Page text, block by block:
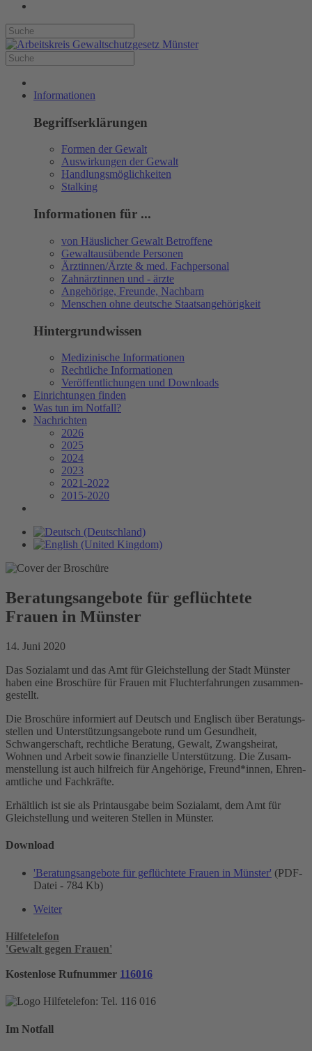
Informationen
Begriffserklärungen
Formen der Gewalt
Auswirkungen der Gewalt
Handlungsmöglichkeiten
Stalking
Informationen für ...
von Häuslicher Gewalt Betroffene
Gewaltausübende Personen
Ärztinnen/Ärzte & med. Fachpersonal
Zahnärztinnen und - ärzte
Angehörige, Freunde, Nachbarn
Menschen ohne deutsche Staatsangehörigkeit
Hintergrundwissen
Medizinische Informationen
Rechtliche Informationen
Veröffentlichungen und Downloads
Einrichtungen finden
Was tun im Notfall?
Nachrichten
2026
2025
2024
2023
2021-2022
2015-2020
Beratungsangebote für geflüchtete
Frauen in Münster
14. Juni 2020
Das Sozialamt und das Amt für Gleichstellung der Stadt Münster
haben eine Broschüre für Frauen mit Flucht­erfahr­ungen zusammen­
gestellt.
Die Broschüre informiert auf Deutsch und Englisch über Beratungs­
stellen und Unter­stützungs­angebote rund um Ge­sund­heit,
Schwanger­schaft, recht­liche Be­ra­tung, Ge­walt, Zwangs­heirat,
Wohnen und Arbeit sowie finanzielle Unter­stützung. Die Zu­sam­
men­stel­lung ist auch hilfreich für An­gehörige, Freund*innen, Ehren­
amt­liche und Fach­kräfte.
Erhältlich ist sie als Print­ausgabe beim Sozial­amt, dem Amt für
Gleich­stellung und weiteren Stellen in Münster.
Download
'Beratungsangebote für geflüchtete Frauen in Münster' (PDF-
Datei - 784 Kb)
Weiter
Hilfetelefon
'Gewalt gegen Frauen'
Kostenlose Rufnummer 116016
Im Notfall